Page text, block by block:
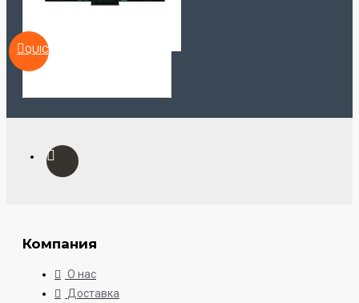
QUICKVIEW
Компания
О нас
Доставка